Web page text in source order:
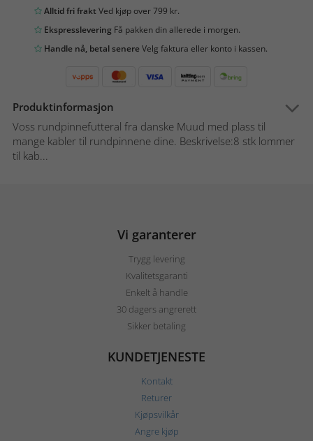
Alltid fri fraktVed kjøp over 799 kr.
Ekspresslevering Få pakken din allerede i morgen.
Handle nå, betal senereVelg faktura eller konto i kassen.
Produktinformasjon
Voss rundpinnefutteral fra danske Muud med plass til
mange kabler til rundpinnene dine. Beskrivelse:8 stk lommer
til kab...
Vi garanterer
Trygg levering
Kvalitetsgaranti
Enkelt å handle
30 dagers angrerett
Sikker betaling
KUNDETJENESTE
Kontakt
Returer
Kjøpsvilkår
Angre kjøp